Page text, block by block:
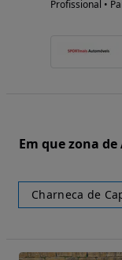
Profissional •
Em que zona
Charneca de